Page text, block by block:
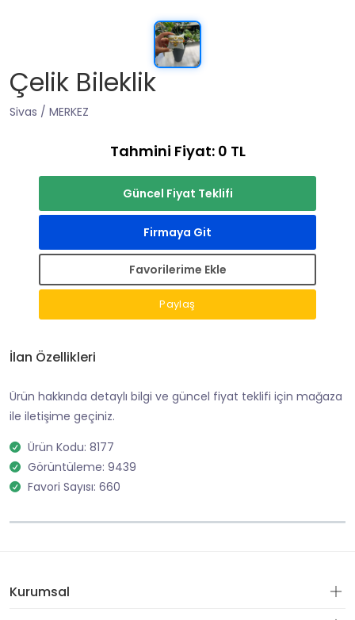
Çelik Bileklik
Sivas / MERKEZ
Tahmini Fiyat: 0 TL
Güncel Fiyat Teklifi
Firmaya Git
Favorilerime Ekle
Paylaş
İlan Özellikleri
Ürün hakkında detaylı bilgi ve güncel fiyat teklifi için mağaza
ile iletişime geçiniz.
Ürün Kodu: 8177
Görüntüleme: 9439
Favori Sayısı: 660
Kurumsal